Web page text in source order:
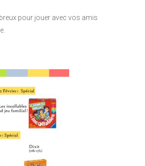
pour jouer avec vos amis